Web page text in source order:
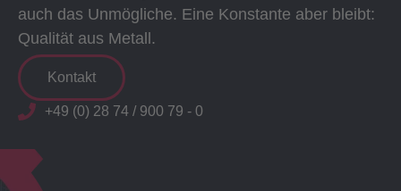
auch das Unmögliche. Eine Konstante aber bleibt:
Qualität aus Metall.
Kontakt
+49 (0) 28 74 / 900 79 - 0